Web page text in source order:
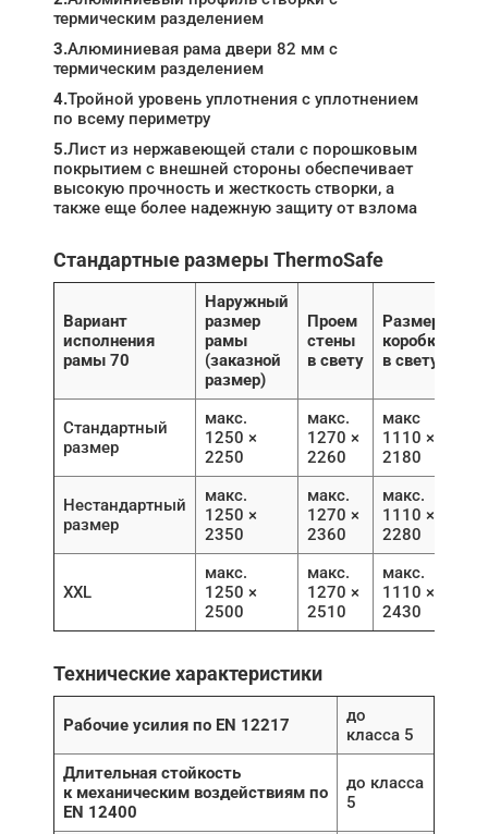
термическим разделением
3.Алюминиевая рама двери 82 мм с
термическим разделением
4.Тройной уровень уплотнения с уплотнением
по всему периметру
5.Лист из нержавеющей стали с порошковым
покрытием с внешней стороны обеспечивает
высокую прочность и жесткость створки, а
также еще более надежную защиту от взлома
Стандартные размеры ThermoSafe
Вариант
исполнения
рамы 70
Наружный
размер
рамы
(заказной
размер)
Проем
стены
в свету
Размер
коробки
в свету
Стандартный
размер
макс.
1250 ×
2250
макс.
1270 ×
2260
макс
1110 ×
2180
Нестандартный
размер
макс.
1250 ×
2350
макс.
1270 ×
2360
макс.
1110 ×
2280
XXL
макс.
1250 ×
2500
макс.
1270 ×
2510
макс.
1110 ×
2430
Технические характеристики
Рабочие усилия по EN 12217
до
класса 5
Длительная стойкость
к механическим воздействиям по
EN 12400
до класса
5